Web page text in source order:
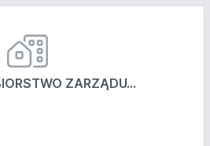
ZARZĄDU...